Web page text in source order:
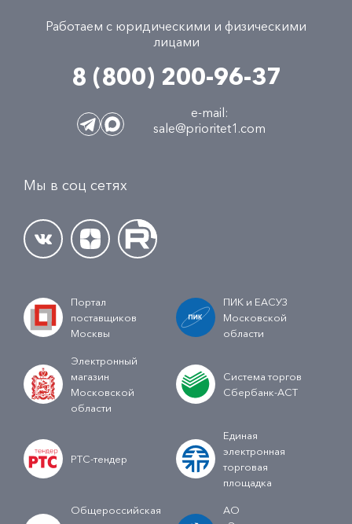
Работаем с юридическими и физическими
лицами
8 (800) 200-96-37
e-mail:
sale@prioritet1.com
Мы в соц сетях
Портал
поставщиков
Москвы
ПИК и ЕАСУЗ
Московской
области
Электронный
магазин
Московской
области
Система торгов
Сбербанк-АСТ
РТС-тендер
Единая
электронная
торговая
площадка
Общероссийская
АО